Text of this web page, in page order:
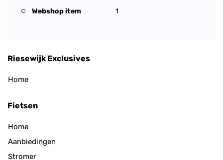
Webshop item 1
Riesewijk Exclusives
Home
Fietsen
Home
Aanbiedingen
Stromer